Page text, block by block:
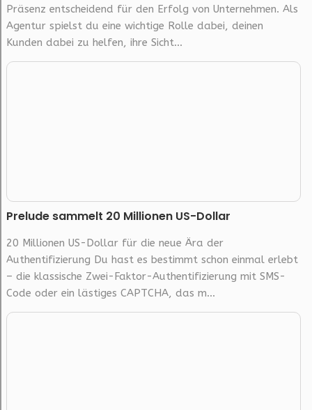
Präsenz entscheidend für den Erfolg von Unternehmen. Als
Agentur spielst du eine wichtige Rolle dabei, deinen
Kunden dabei zu helfen, ihre Sicht...
Prelude sammelt 20 Millionen US-Dollar
20 Millionen US-Dollar für die neue Ära der
Authentifizierung Du hast es bestimmt schon einmal erlebt
– die klassische Zwei-Faktor-Authentifizierung mit SMS-
Code oder ein lästiges CAPTCHA, das m...